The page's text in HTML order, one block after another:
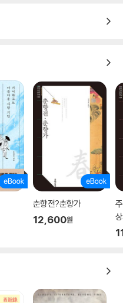
춘향전?춘향가
12,600원